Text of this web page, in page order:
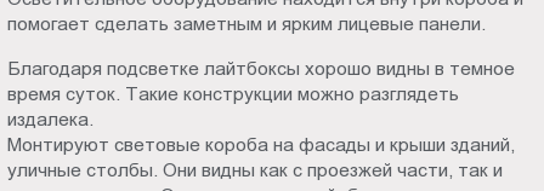
помогает сделать заметным и ярким лицевые панели.
Благодаря подсветке лайтбоксы хорошо видны в темное
время суток. Такие конструкции можно разглядеть
издалека.
Монтируют световые короба на фасады и крыши зданий,
уличные столбы. Они видны как с проезжей части, так и
Пт.:
18.00
Сб.,
Вс.:
выходной